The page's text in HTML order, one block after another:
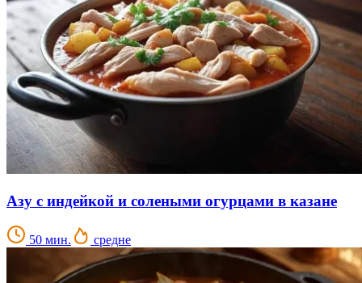
Азу с индейкой и солеными огурцами в казане
50 мин. средне